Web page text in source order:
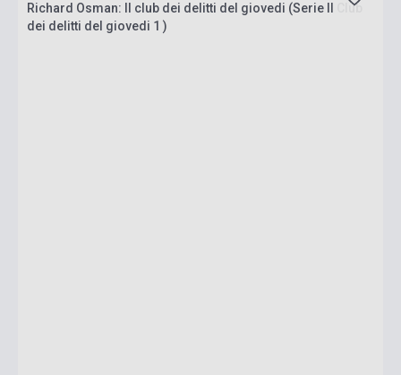
Richard Osman: Il club dei delitti del giovedi (Serie Il Club
dei delitti del giovedi 1 )